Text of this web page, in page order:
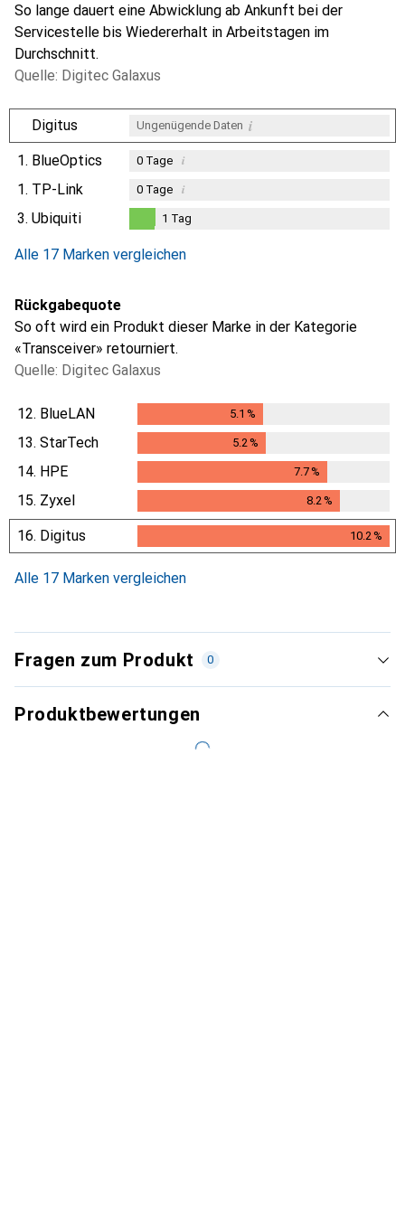
So lange dauert eine Abwicklung ab Ankunft bei der
Servicestelle bis Wiedererhalt in Arbeitstagen im
Durchschnitt.
Quelle: Digitec Galaxus
Digitus Ungenügende Daten i
1. BlueOptics 0Tage i
1. TP-Link 0Tage i
3. Ubiquiti 1 Tag
Alle 17 Marken vergleichen
Rückgabequote
So oft wird ein Produkt dieser Marke in der Kategorie
«Transceiver» retourniert.
Quelle: Digitec Galaxus
12. BlueLAN 5.1 %
13. StarTech 5.2 %
14. HPE 7.7%
15. Zyxel 8.2 %
16. Digitus 10.2 %
10.2%
Alle 17 Marken vergleichen
Fragen zum Produkt 0
Produktbewertungen